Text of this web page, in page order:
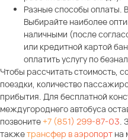
Разные способы оплаты.
Выбирайте наиболее
наличными (после
или кредитной картой
оплатить услугу по
Чтобы рассчитать стоимость,
поездки, количество
прибытия. Для бесплатной
междугороднего автобуса
позвоните+7 (851) 299-87-03.
такжетрансфер в аэропорт на